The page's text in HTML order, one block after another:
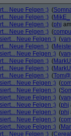
Neue Felgen ;) (
Neue Felgen ;) (MikE_
Neue Felgen ;) (phj
Neue Felgen ;) (
Neue Felgen ;) (
Neue Felgen ;) (
Neue Felgen ;) (
Neue Felgen ;) (
Neue Felgen ;) (
Neue Felgen ;) (
Neue Felgen ;) (
Neue Felgen ;) (
Neue Felgen ;) (
Neue Felgen ;) (phj
Neue Felgen ;) (phj
Neue Felgen ;) (
Neue Felgen ;) (
Neue Felgen ;) (